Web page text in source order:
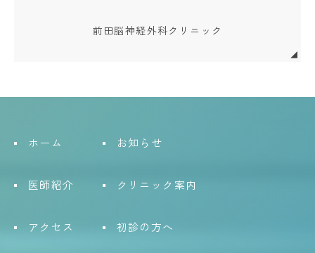
前田脳神経外科クリニック
ホーム お知らせ
医師紹介 クリニック案内
アクセス 初診の方へ